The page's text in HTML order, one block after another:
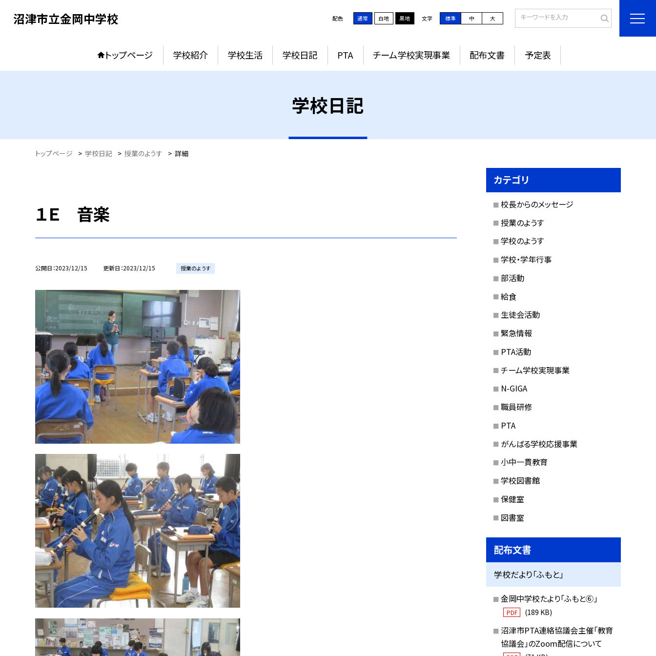
沼津市立金岡中学校 配色 通常 白地 黒地 文字 標準 中 大
トップページ 学校紹介 学校生活 学校日記 PTA チーム学校実現事業 配布文書 予定表
学校日記
トップページ > 学校日記 > 授業のようす > 詳細
１Ｅ 音楽
公開日 2023/12/15 更新日 2023/12/15 授業のようす
カテゴリ
校長からのメッセージ
授業のようす
学校のようす
学校・学年行事
部活動
給食
生徒会活動
緊急情報
PTA活動
チーム学校実現事業
N-GIGA
職員研修
PTA
がんばる学校応援事業
小中一貫教育
学校図書館
保健室
図書室
配布文書
学校だより「ふもと」
金岡中学校たより「ふもと⑥」
PDF (189 KB)
沼津市PTA連絡協議会主催「教育
協議会」のZoom配信について